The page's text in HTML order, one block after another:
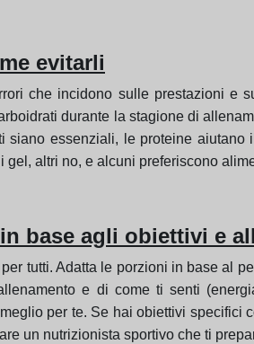
evitarli
che incidono sulle prestazioni
durante la stagione di
siano essenziali, le proteine
gel, altri no, e alcuni preferiscono
base agli obiettivi e
tutti. Adatta le porzioni in base al
e di come ti senti
per te. Se hai obiettivi
un nutrizionista sportivo che ti